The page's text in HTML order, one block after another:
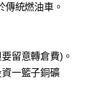
傳統燃油車。
要留意轉倉費)。
資一籃子銅礦